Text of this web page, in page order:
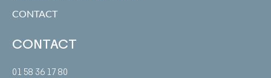
CONTACT
CONTACT
01 58 36 17 80